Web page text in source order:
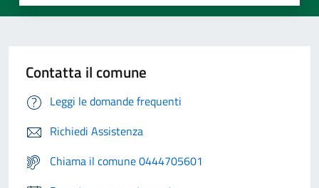
Contatta il comune
Leggi le domande frequenti
Richiedi Assistenza
Chiama il comune 0444705601